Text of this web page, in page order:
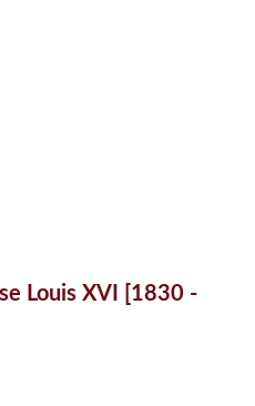
Louis XVI [1830 -